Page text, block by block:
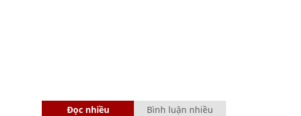
Đọc nhiều Bình luận nhiều